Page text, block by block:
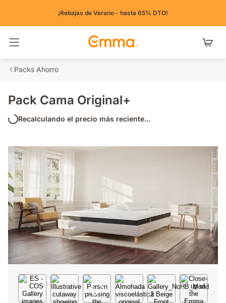
¡Rebajas de Verano - hasta 65% DTO!
Packs Ahorro
Pack Cama Original+
Recalculando el precio más reciente...